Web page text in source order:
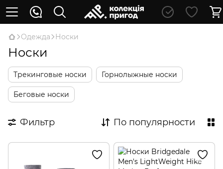
Oдежда Носки
Носки
Трекинговые носки Горнолыжные носки
Беговые носки
Фильтр По популярности